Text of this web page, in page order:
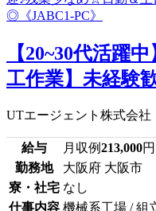
【20~30代活躍
工作業】未経験
UTエージェント株式会社
給与 月収例213,000円
勤務地
大阪府 大阪市
寮・社宅 なし
仕事内容 機械系工場 / 組